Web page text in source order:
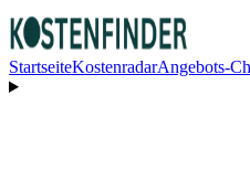
StartseiteKostenradarAngebots-